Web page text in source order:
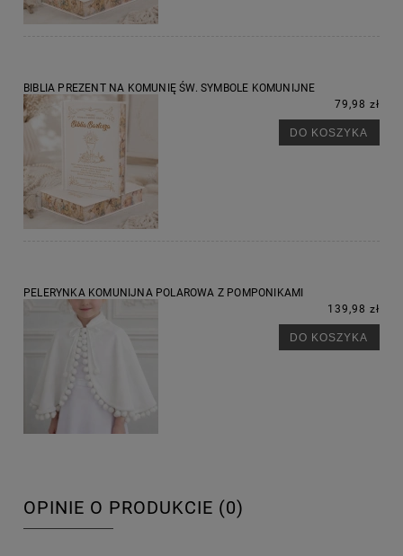
BIBLIA PREZENT NA KOMUNIĘ ŚW. SYMBOLE KOMUNIJNE
79,98 zł
DO KOSZYKA
PELERYNKA KOMUNIJNA POLAROWA Z POMPONIKAMI
139,98 zł
DO KOSZYKA
OPINIE O PRODUKCIE (0)